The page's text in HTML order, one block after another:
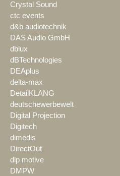
Crystal Sound
ctc events
d&b audiotechnik
DAS Audio GmbH
dblux
dBTechnologies
DEAplus
delta-max
DetailKLANG
deutschewerbewelt
Digital Projection
Digitech
dimedis
DirectOut
dlp motive
DMPW